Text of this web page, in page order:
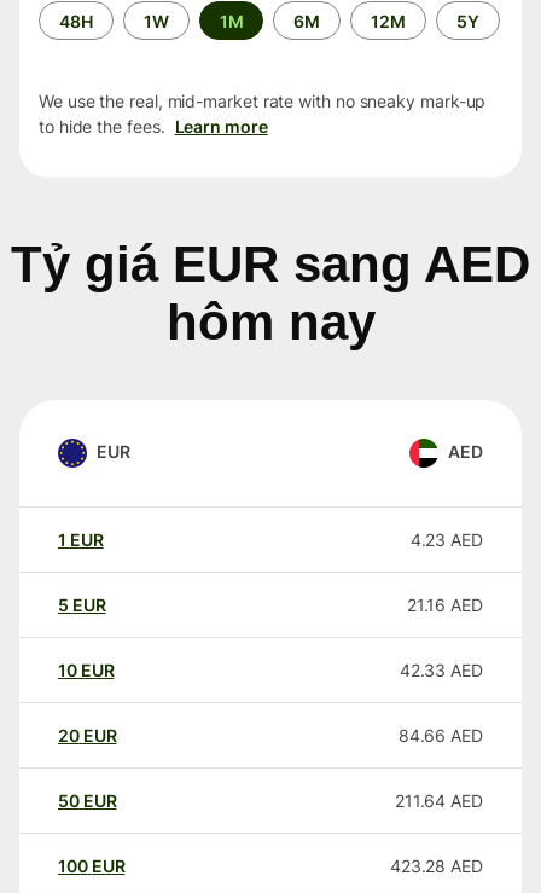
Time
period
48H 1W 1M 6M 12M 5Y
We use the real, mid-market rate with no sneaky mark-up
to hide the fees. Learn more
Tỷ giá EUR sang AED
hôm nay
EUR AED
1 EUR 4.23 AED
5 EUR 21.16 AED
10 EUR 42.33 AED
20 EUR 84.66 AED
50 EUR 211.64 AED
100 EUR 423.28 AED